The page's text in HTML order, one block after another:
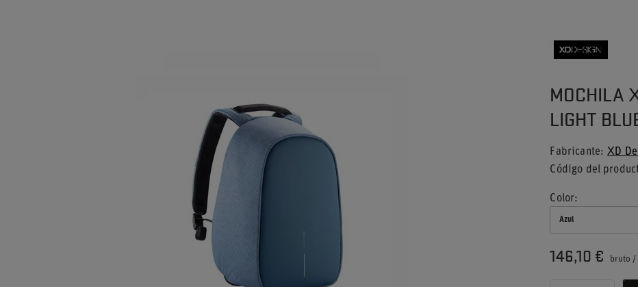
MOCHILA
LIGHT
Fabricante
XD
Código del
Color
Azul
146,10 € bruto /